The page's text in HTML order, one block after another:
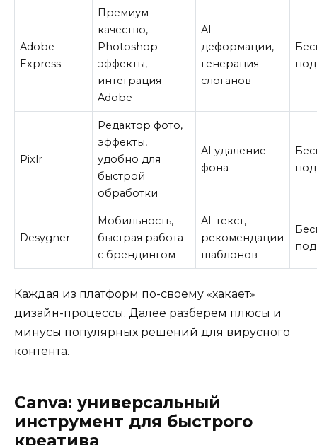
Adobe
Express
Премиум-
качество,
Photoshop-
эффекты,
интеграция
Adobe
AI-
деформации,
генерация
слоганов
Pixlr
Редактор фото,
эффекты,
удобно для
быстрой
обработки
AI удаление
фона
Desygner
Мобильность,
быстрая работа
с брендингом
AI-текст,
рекомендации
шаблонов
Каждая из платформ по-своему «хакает»
дизайн-процессы. Далее разберем плюсы и
минусы популярных решений для вирусного
контента.
Canva: универсальный
инструмент для быстрого
креатива